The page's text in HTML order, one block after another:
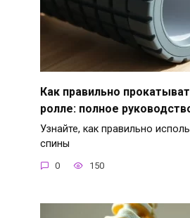
Как правильно
ролле: полное
Узнайте, как правильно
спины
0 150